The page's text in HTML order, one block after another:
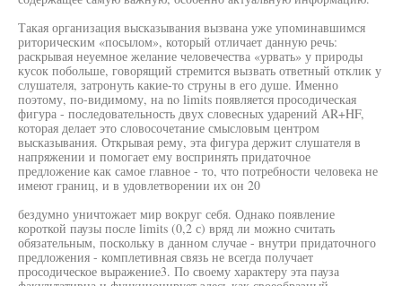
Такая организация высказывания вызвана уже упоминавшимся
риторическим «посылом», который отличает данную речь:
раскрывая неуемное желание человечества «урвать» у природы
кусок побольше, говорящий стремится вызвать ответный отклик у
слушателя, затронуть какие-то струны в его душе. Именно
поэтому, по-видимому, на no limits появляется просодическая
фигура - последовательность двух словесных ударений AR+HF,
которая делает это словосочетание смысловым центром
высказывания. Открывая рему, эта фигура держит слушателя в
напряжении и помогает ему воспринять придаточное
предложение как самое главное - то, что потребности человека не
имеют границ, и в удовлетворении их он 20
бездумно уничтожает мир вокруг себя. Однако появление
короткой паузы после limits (0,2 с) вряд ли можно считать
обязательным, поскольку в данном случае - внутри придаточного
предложения - комплетивная связь не всегда получает
просодическое выражение3. По своему характеру эта пауза